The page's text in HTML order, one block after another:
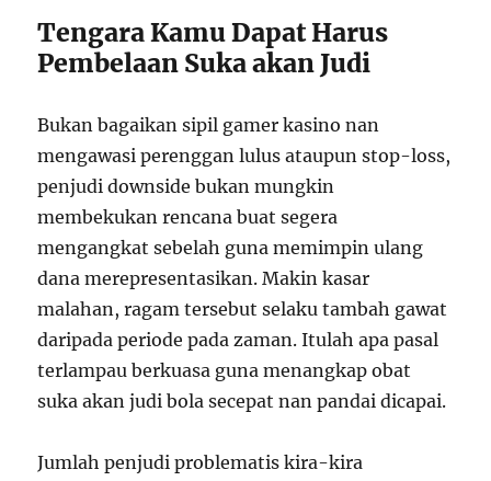
Tengara Kamu Dapat Harus
Pembelaan Suka akan Judi
Bukan bagaikan sipil gamer kasino nan
mengawasi perenggan lulus ataupun stop-loss,
penjudi downside bukan mungkin
membekukan rencana buat segera
mengangkat sebelah guna memimpin ulang
dana merepresentasikan. Makin kasar
malahan, ragam tersebut selaku tambah gawat
daripada periode pada zaman. Itulah apa pasal
terlampau berkuasa guna menangkap obat
suka akan judi bola secepat nan pandai dicapai.
Jumlah penjudi problematis kira-kira